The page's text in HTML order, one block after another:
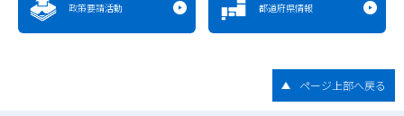
政策要請活動 都道府県情報
ページ上部へ戻る